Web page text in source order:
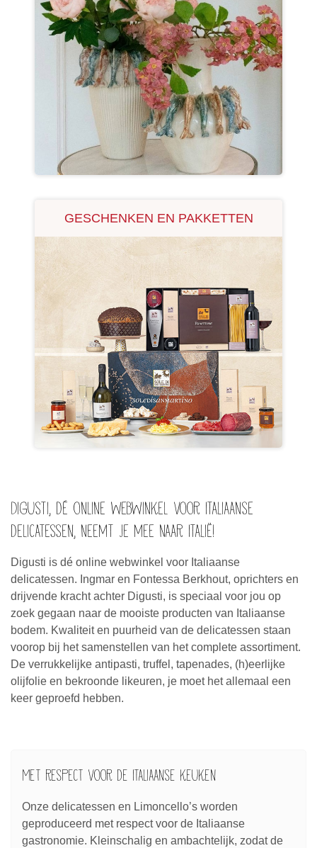
GESCHENKEN EN PAKKETTEN
Digusti, dé online webwinkel voor Italiaanse
delicatessen, neemt je mee naar Italië!
Digusti is dé online webwinkel voor Italiaanse
delicatessen. Ingmar en Fontessa Berkhout, oprichters en
drijvende kracht achter Digusti, is speciaal voor jou op
zoek gegaan naar de mooiste producten van Italiaanse
bodem. Kwaliteit en puurheid van de delicatessen staan
voorop bij het samenstellen van het complete assortiment.
De verrukkelijke antipasti, truffel, tapenades, (h)eerlijke
olijfolie en bekroonde likeuren, je moet het allemaal een
keer geproefd hebben.
Met respect voor de Italiaanse keuken
Onze delicatessen en Limoncello’s worden
geproduceerd met respect voor de Italiaanse
gastronomie. Kleinschalig en ambachtelijk, zodat de